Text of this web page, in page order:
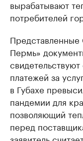
вырабатывают
потребителей
Пермь»
платежей за
в Губахе
пандемии для
позволяющий
перед
заявитель